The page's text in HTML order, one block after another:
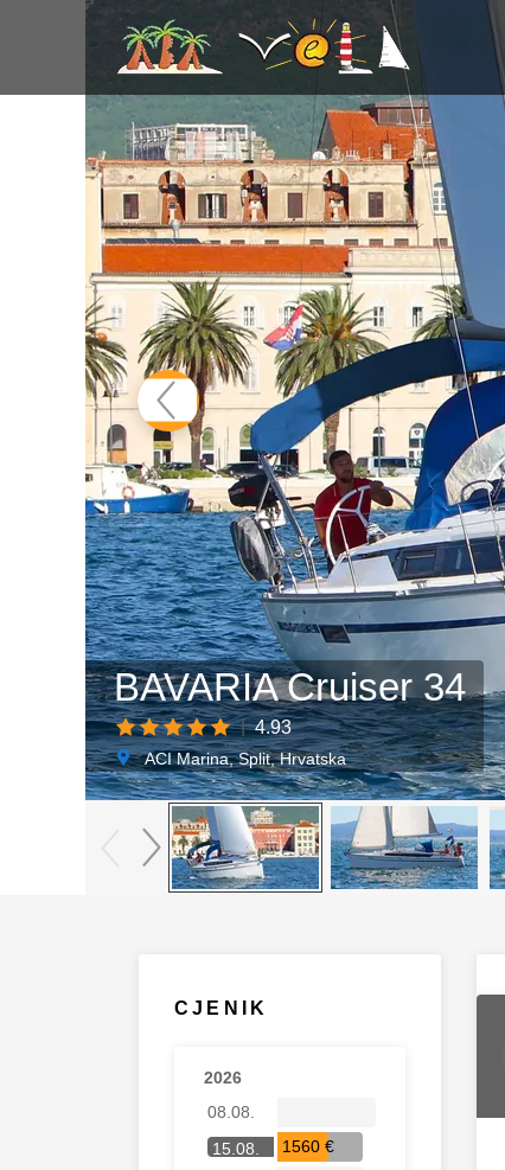
BAVARIA Cruiser 34
| 4.93
ACI Marina, Split, Hrvatska
CJENIK
2026
08.08.
15.08.
1560 €